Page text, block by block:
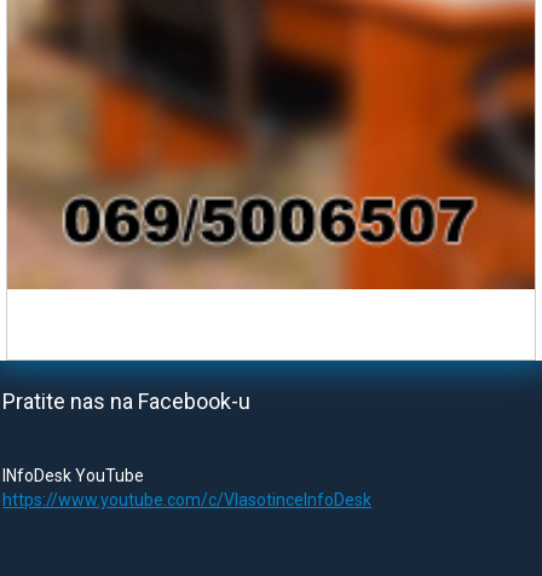
Pratite nas na Facebook-u
INfoDesk YouTube
https://www.youtube.com/c/VlasotinceInfoDesk